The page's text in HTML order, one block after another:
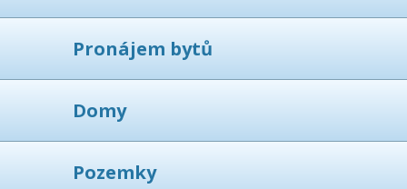
Pronájem bytů
Domy
Pozemky